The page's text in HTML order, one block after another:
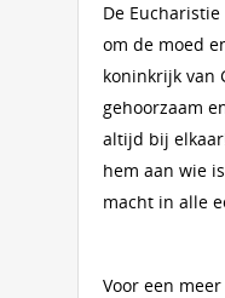
De
om de moed
koninkrijk van
gehoorzaam
altijd bij
hem aan wie
macht in alle
Voor een